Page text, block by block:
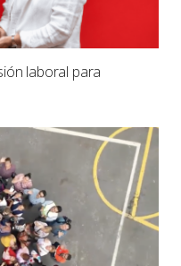
laboral para